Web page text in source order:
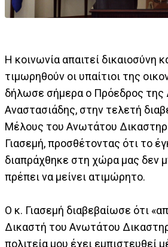
Η κοινωνία απαιτεί δικαιοσύνη
τιμωρηθούν οι υπαίτιοι της
δήλωσε σήμερα ο Πρόεδρος της
Αναστασιάδης, στην τελετή
Μέλους του Ανωτάτου
Γιασεμή, προσθέτοντας ότι το
διαπράχθηκε στη χώρα μας δεν
πρέπει να μείνει ατιμώρητο.
Ο κ. Γιασεμή διαβεβαίωσε ότι
Δικαστή του Ανωτάτου
πολιτεία μου έχει εμπιστευθεί